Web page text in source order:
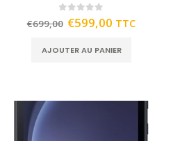
out of 5
€699,00 €599,00 TTC
AJOUTER AU PANIER